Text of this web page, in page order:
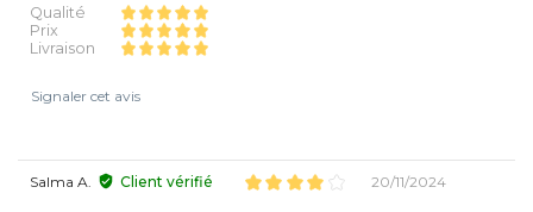
Qualité
Prix
Livraison
Signaler cet avis
Salma A. Client vérifié 20/11/2024